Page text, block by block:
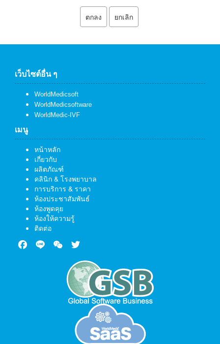
เว็บไซต์อื่น ๆ
WorldMedicsoft
WorldMedicsoftware
WorldMedic-IVF
เมนู
หน้าหลัก
เกี่ยวกับ
ผลิตภัณฑ์
คลินิก & โรงพยาบาล
การบริการ & ราคา
ห้องประชาสัมพันธ์
ห้องพูดคุย
ห้องให้ความรู้
ติดต่อ